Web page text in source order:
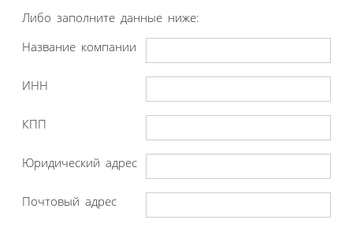
Либо заполните данные ниже:
Название компании
ИНН
КПП
Юридический адрес
Почтовый адрес